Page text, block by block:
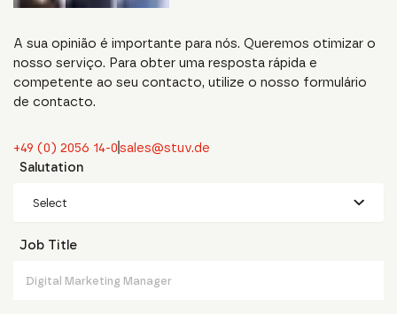
A sua opinião é importante para nós. Queremos otimizar o
nosso serviço. Para obter uma resposta rápida e
competente ao seu contacto, utilize o nosso formulário
de contacto.
+49 (0) 2056 14-0sales@stuv.de
Salutation
Select
Job Title